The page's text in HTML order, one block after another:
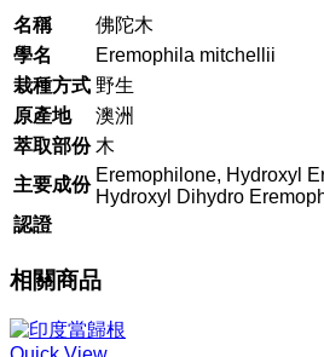
名稱
佛陀木
學名
Eremophila mitchellii
栽種方式 野生
原產地
澳洲
萃取部份 木
主要成份 Eremophilone, Hydroxyl
Hydroxyl Dihydro
認證
相關商品